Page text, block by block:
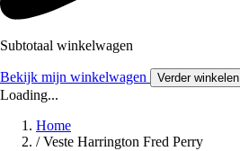
Subtotaal winkelwagen
Bekijk mijn winkelwagen Verder winkelen
Loading...
Home
/ Veste Harrington Fred Perry